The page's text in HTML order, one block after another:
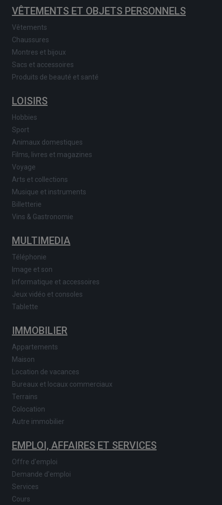
VÊTEMENTS ET OBJETS PERSONNELS
Vêtements
Chaussures
Montres et bijoux
Sacs et accessoires
Produits de beauté et santé
LOISIRS
Hobbies
Sport
Animaux domestiques
Films, livres et magazines
Voyage
Arts et collections
Musique et instruments
Billetterie
Vins & Gastronomie
MULTIMEDIA
Téléphonie
Image et son
Informatique et accessoires
Jeux vidéo et consoles
Tablette
IMMOBILIER
Appartements
Maison
Location de vacances
Bureaux et locaux commerciaux
Terrains
Colocation
Autre immobilier
EMPLOI, AFFAIRES ET SERVICES
Offre d'emploi
Demande d'emploi
Services
Cours